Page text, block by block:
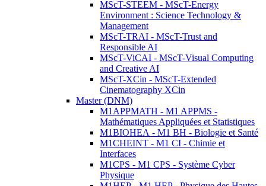
MScT-STEEM - MScT-Energy
Environment : Science Technology &
Management
MScT-TRAI - MScT-Trust and
Responsible AI
MScT-ViCAI - MScT-Visual Computing
and Creative AI
MScT-XCin - MScT-Extended
Cinematography XCin
Master (DNM)
M1APPMATH - M1 APPMS -
Mathématiques Appliquées et Statistiques
M1BIOHEA - M1 BH - Biologie et Santé
M1CHEINT - M1 CI - Chimie et
Interfaces
M1CPS - M1 CPS - Système Cyber
Physique